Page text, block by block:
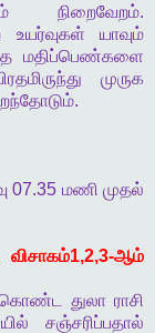
நிறைவேறம்.
உயர்வுகள்
யாவும்
மதிப்பெண்களை
முருக
.
07.35 மணி முதல்
விசாகம்1,2,3-ஆம்
துலா ராசி
சஞ்சரிப்பதால்